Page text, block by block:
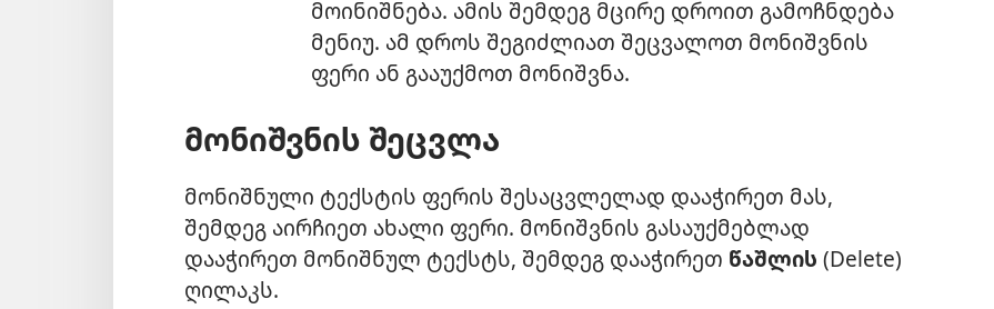
მოინიშნება. ამის შემდეგ მცირე დროით გამოჩნდება
მენიუ. ამ დროს შეგიძლიათ შეცვალოთ მონიშვნის
ფერი ან გააუქმოთ მონიშვნა.
მონიშვნის შეცვლა
მონიშნული ტექსტის ფერის შესაცვლელად დააჭირეთ მას,
შემდეგ აირჩიეთ ახალი ფერი. მონიშვნის გასაუქმებლად
დააჭირეთ მონიშნულ ტექსტს, შემდეგ დააჭირეთ წაშლის (Delete)
ღილაკს.